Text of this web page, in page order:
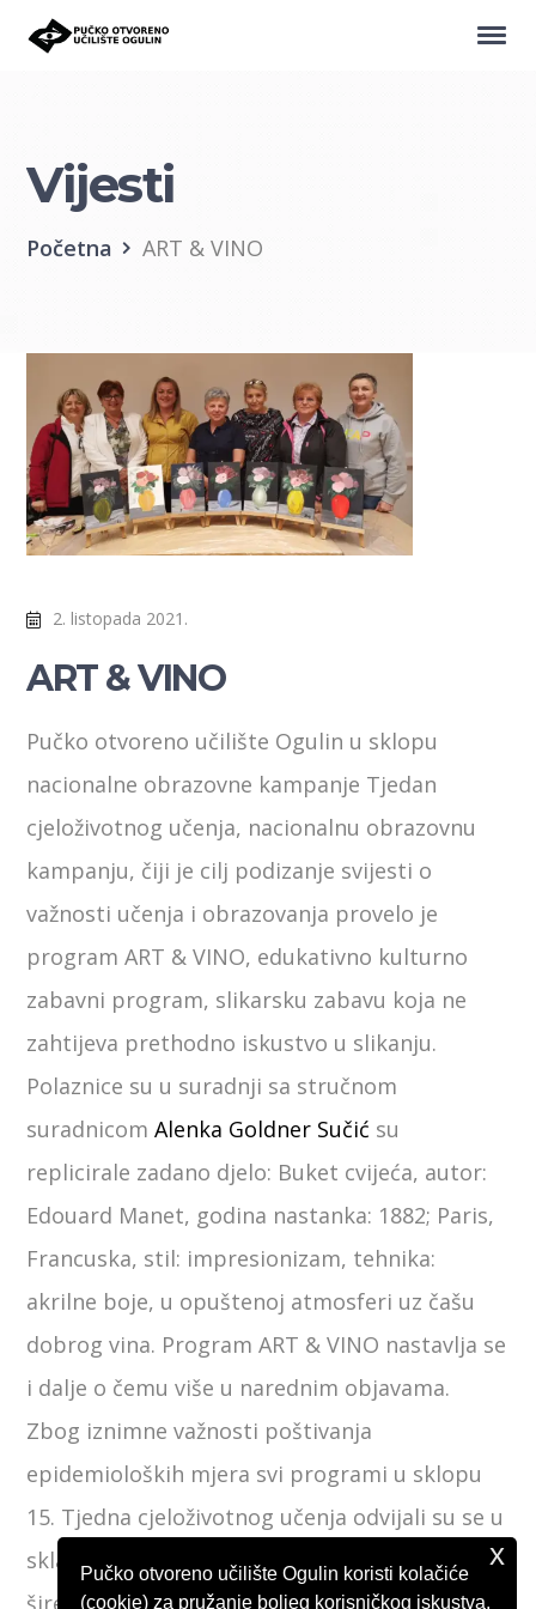
Vijesti
Početna ART & VINO
2. listopada 2021.
ART & VINO
Pučko otvoreno učilište Ogulin u sklopu
nacionalne obrazovne kampanje Tjedan
cjeloživotnog učenja, nacionalnu obrazovnu
kampanju, čiji je cilj podizanje svijesti o
važnosti učenja i obrazovanja provelo je
program ART & VINO, edukativno kulturno
zabavni program, slikarsku zabavu koja ne
zahtijeva prethodno iskustvo u slikanju.
Polaznice su u suradnji sa stručnom
suradnicomAlenka Goldner Sučić su
replicirale zadano djelo: Buket cvijeća, autor:
Edouard Manet, godina nastanka: 1882; Paris,
Francuska, stil: impresionizam, tehnika:
akrilne boje, u opuštenoj atmosferi uz čašu
dobrog vina. Program ART & VINO nastavlja se
i dalje o čemu više u narednim objavama.
Zbog iznimne važnosti poštivanja
epidemioloških mjera svi programi u sklopu
15. Tjedna cjeloživotnog učenja odvijali su se u
skladu s izrečenim mjerama radi prevencije
Pučko otvoreno učilište Ogulin koristi kolačiće
(cookie) za pružanje boljeg korisničkog iskustva.
x